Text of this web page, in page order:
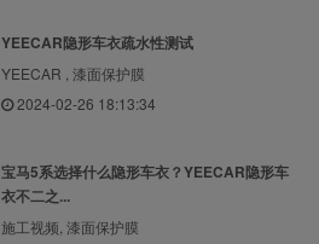
YEECAR隐形车衣疏水性测试
YEECAR , 漆面保护膜
2024-02-26 18:13:34
宝马5系选择什么隐形车衣？YEECAR隐形车
衣不二之...
施工视频, 漆面保护膜